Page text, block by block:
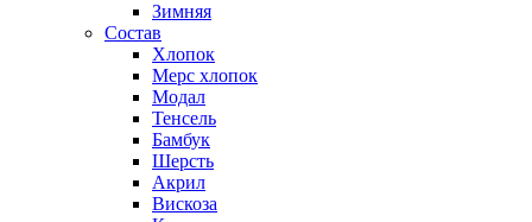
Зимняя
Состав
Хлопок
Мерс хлопок
Модал
Тенсель
Бамбук
Шерсть
Акрил
Вискоза